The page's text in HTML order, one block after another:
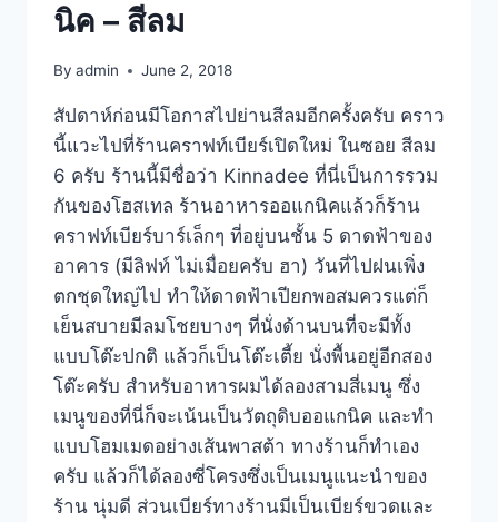
นิค – สีลม
By admin June 2, 2018
สัปดาห์ก่อนมีโอกาสไปย่านสีลมอีกครั้งครับ คราว
นี้แวะไปที่ร้านคราฟท์เบียร์เปิดใหม่ ในซอย สีลม
6 ครับ ร้านนี้มีชื่อว่า Kinnadee ที่นี่เป็นการรวม
กันของโฮสเทล ร้านอาหารออแกนิคแล้วก็ร้าน
คราฟท์เบียร์บาร์เล็กๆ ที่อยู่บนชั้น 5 ดาดฟ้าของ
อาคาร (มีลิฟท์ ไม่เมื่อยครับ ฮา) วันที่ไปฝนเพิ่ง
ตกชุดใหญ่ไป ทำให้ดาดฟ้าเปียกพอสมควรแต่ก็
เย็นสบายมีลมโชยบางๆ ที่นั่งด้านบนที่จะมีทั้ง
แบบโต๊ะปกติ แล้วก็เป็นโต๊ะเตี้ย นั่งพื้นอยู่อีกสอง
โต๊ะครับ สำหรับอาหารผมได้ลองสามสี่เมนู ซึ่ง
เมนูของที่นี่ก็จะเน้นเป็นวัตถุดิบออแกนิค และทำ
แบบโฮมเมดอย่างเส้นพาสต้า ทางร้านก็ทำเอง
ครับ แล้วก็ได้ลองซี่โครงซึ่งเป็นเมนูแนะนำของ
ร้าน นุ่มดี ส่วนเบียร์ทางร้านมีเป็นเบียร์ขวดและ